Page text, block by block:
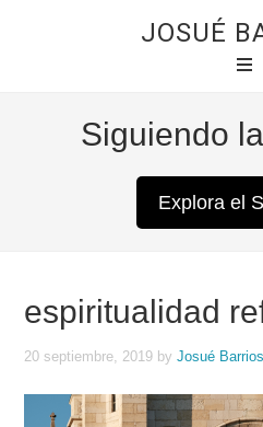
JOSUÉ
Siguiendo
Explora el
espiritualidad
20 septiembre, 2019 byJosué Barrios